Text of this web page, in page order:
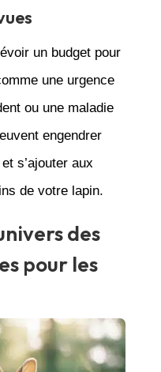
un budget pour
une urgence
ou une maladie
engendrer
s’ajouter aux
de votre lapin.
des
pour les